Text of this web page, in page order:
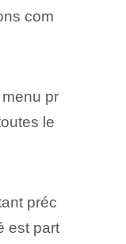
com
pr
le
préc
est part